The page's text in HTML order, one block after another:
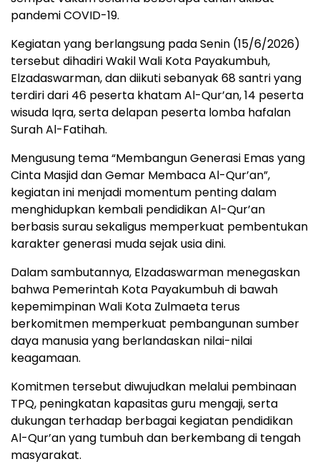
pandemi COVID-19.
Kegiatan yang berlangsung pada Senin (15/6/2026)
tersebut dihadiri Wakil Wali Kota Payakumbuh,
Elzadaswarman, dan diikuti sebanyak 68 santri yang
terdiri dari 46 peserta khatam Al-Qur’an, 14 peserta
wisuda Iqra, serta delapan peserta lomba hafalan
Surah Al-Fatihah.
Mengusung tema “Membangun Generasi Emas yang
Cinta Masjid dan Gemar Membaca Al-Qur’an”,
kegiatan ini menjadi momentum penting dalam
menghidupkan kembali pendidikan Al-Qur’an
berbasis surau sekaligus memperkuat pembentukan
karakter generasi muda sejak usia dini.
Dalam sambutannya, Elzadaswarman menegaskan
bahwa Pemerintah Kota Payakumbuh di bawah
kepemimpinan Wali Kota Zulmaeta terus
berkomitmen memperkuat pembangunan sumber
daya manusia yang berlandaskan nilai-nilai
keagamaan.
Komitmen tersebut diwujudkan melalui pembinaan
TPQ, peningkatan kapasitas guru mengaji, serta
dukungan terhadap berbagai kegiatan pendidikan
Al-Qur’an yang tumbuh dan berkembang di tengah
masyarakat.